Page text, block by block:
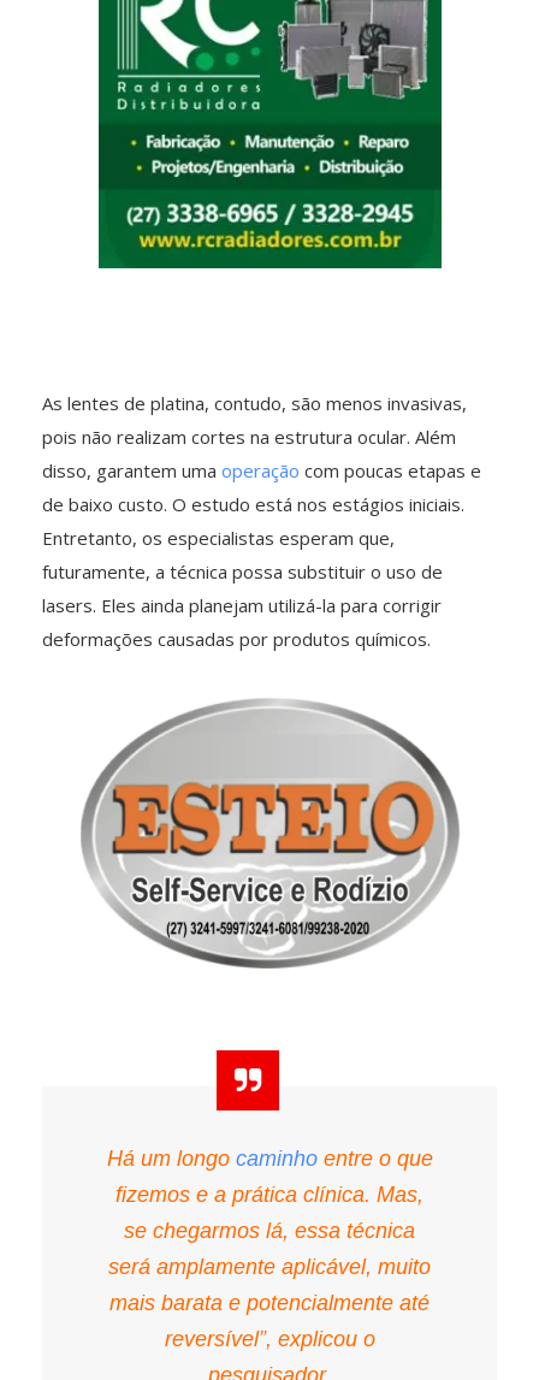
As lentes de platina, contudo, são menos invasivas,
pois não realizam cortes na estrutura ocular. Além
disso, garantem uma operação com poucas etapas e
de baixo custo. O estudo está nos estágios iniciais.
Entretanto, os especialistas esperam que,
futuramente, a técnica possa substituir o uso de
lasers. Eles ainda planejam utilizá-la para corrigir
deformações causadas por produtos químicos.
Há um longo caminhoentre o que
fizemos e a prática clínica. Mas,
se chegarmos lá, essa técnica
será amplamente aplicável, muito
mais barata e potencialmente até
reversível”, explicou o